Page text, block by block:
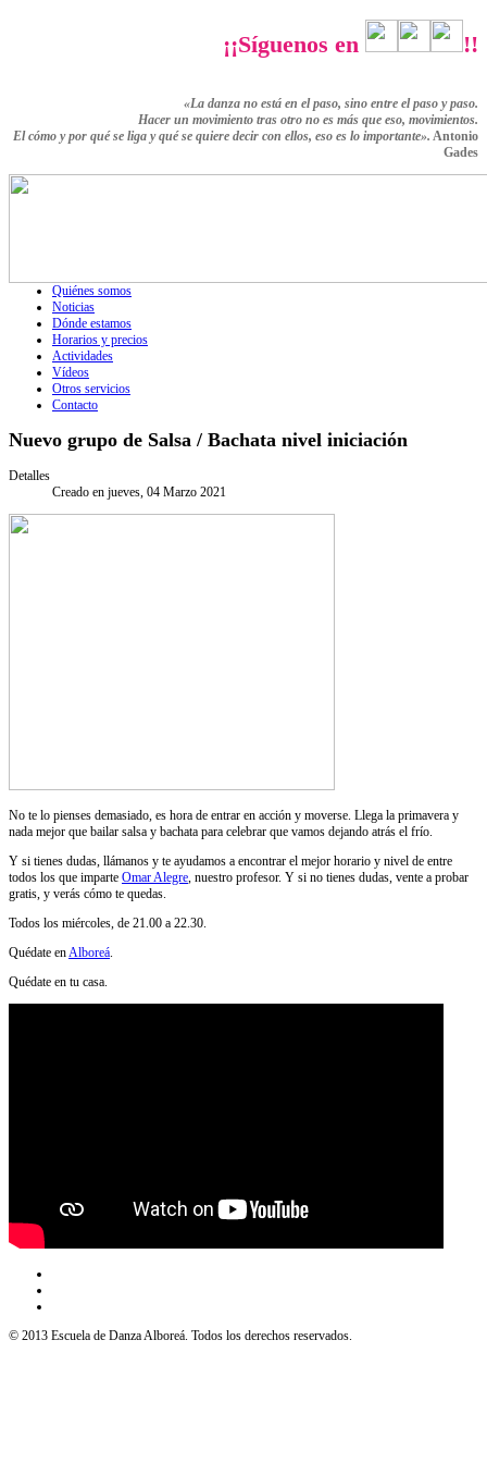
¡¡Síguenos en !!
«La danza no está en el paso, sino entre el paso y paso.
Hacer un movimiento tras otro no es más que eso, movimientos.
El cómo y por qué se liga y qué se quiere decir con ellos, eso es lo importante». Antonio
Gades
Quiénes somos
Noticias
Dónde estamos
Horarios y precios
Actividades
Vídeos
Otros servicios
Contacto
Nuevo grupo de Salsa / Bachata nivel iniciación
Detalles
Creado en jueves, 04 Marzo 2021
No te lo pienses demasiado, es hora de entrar en acción y moverse. Llega la primavera y
nada mejor que bailar salsa y bachata para celebrar que vamos dejando atrás el frío.
Y si tienes dudas, llámanos y te ayudamos a encontrar el mejor horario y nivel de entre
todos los que imparte Omar Alegre, nuestro profesor. Y si no tienes dudas, vente a probar
gratis, y verás cómo te quedas.
Todos los miércoles, de 21.00 a 22.30.
Quédate enAlboreá.
Quédate en tu casa.
© 2013 Escuela de Danza Alboreá. Todos los derechos reservados.